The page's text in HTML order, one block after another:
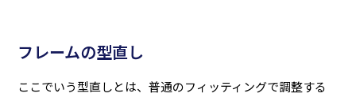
フレームの型直し
ここでいう型直しとは、普通のフィッティングで調整する